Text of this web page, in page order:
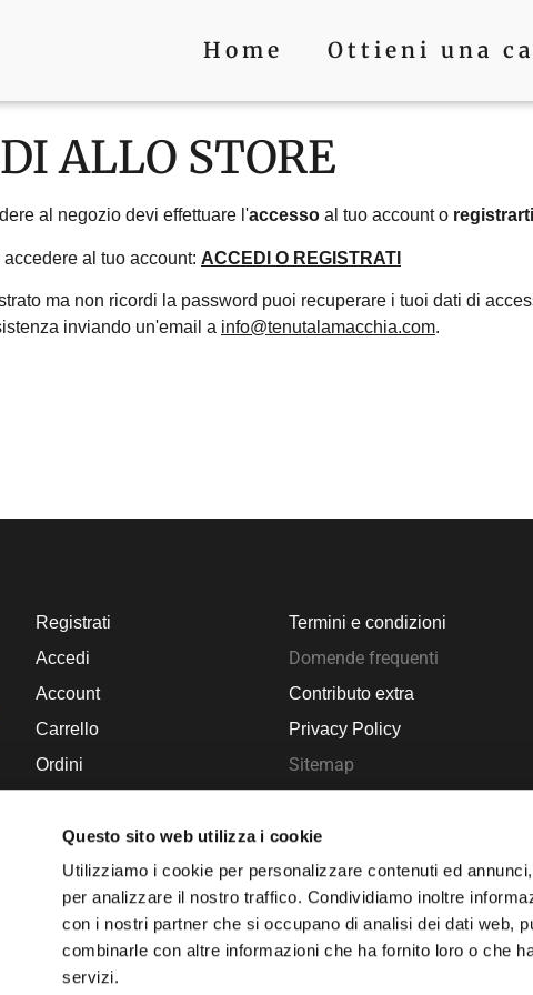
Questo sito web utilizza i cookie
Utilizziamo i cookie per personalizzare contenuti ed
per analizzare il nostro traffico. Condividiamo inoltre
con i nostri partner che si occupano di analisi dei dati web,
combinarle con altre informazioni che ha fornito loro o che
servizi.
Home Ottieni una
ALLO STORE
al negozio devi effettuare l'accesso al tuo account o registrarti
al tuo account: ACCEDI O REGISTRATI
ma non ricordi la password puoi recuperare i tuoi dati di
inviando un'email a info@tenutalamacchia.com.
Registrati
Accedi
Account
Carrello
Ordini
Logout
Termini e condizioni
Domende frequenti
Contributo extra
Privacy Policy
Sitemap